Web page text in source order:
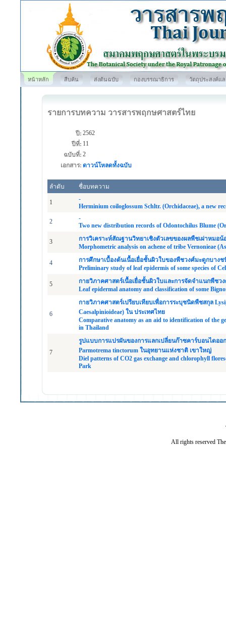
หน้าหลัก สืบค้น ส่งต้นฉบับ กองบรรณาธิการ วัตถุประสงค์แ
รายการบทความ วารสารพฤกษศาสตร์ไทย
ปี: 2562
ปีที่: 11
ฉบับที่: 2
เอกสาร: ดาวน์โหลดทั้งฉบับ
ลำดับ ชื่อบทความ
1
-
Herminium coiloglossum Schltr. (Orchidaceae), a new
2
-
Two new distribution records of Odontochilus Blume
3
การวิเคราะห์สัณฐานวิทยาเชิงตัวเลขของผลพืชเผ่าหมอ
Morphometric analysis on achene of tribe Vernonieae
4
การศึกษาเบื้องต้นเนื้อเยื่อชั้นผิวใบของพืชวงศ์มะดูกบางช
Preliminary study of leaf epidermis of some species of
5
กายวิภาคศาสตร์เนื้อเยื่อชั้นผิวใบและการจัดจำแนกพืชว
Leaf epidermal anatomy and classification of some
6
กายวิภาคศาสตร์เปรียบเทียบเพื่อการระบุชนิดพืชสกุล
Caesalpinioideae) ใน ประเทศไทย
Comparative anatomy as an aid to identification of the
in Thailand
7
รูปแบบการแปรผันของการแลกเปลี่ยนก๊าซคาร์บอนไดออ
Parmotrema tinctorum ในอุทยานแห่งชาติ เขาใหญ่
Diel patterns of CO2 gas exchange and chlorophyll
Park
All rights reserved